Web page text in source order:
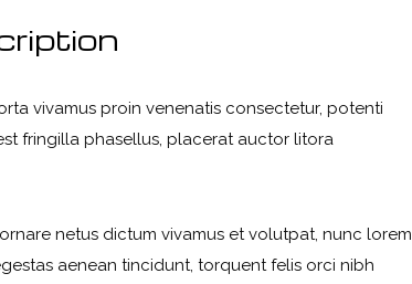
vivamus proin venenatis consectetur, potenti
fringilla phasellus, placerat auctor litora
netus dictum vivamus et volutpat, nunc lorem
aenean tincidunt, torquent felis orci nibh